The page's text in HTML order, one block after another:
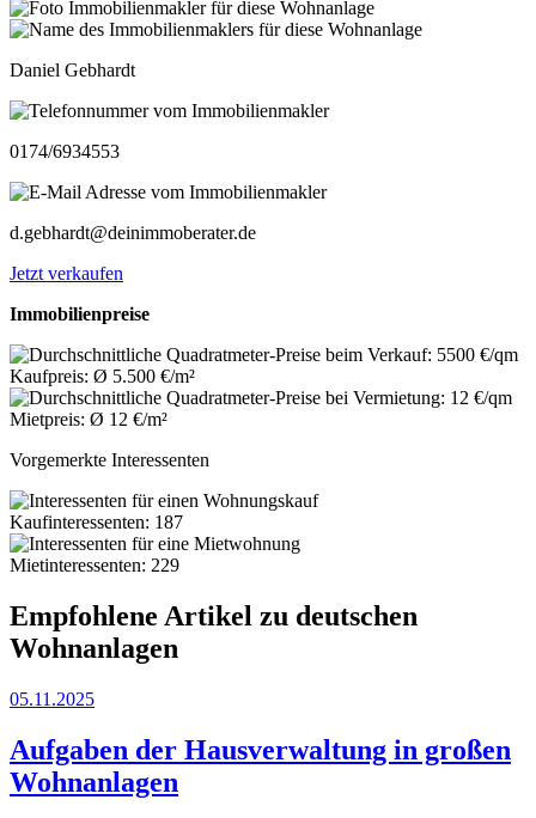
Daniel Gebhardt
0174/6934553
d.gebhardt@deinimmoberater.de
Jetzt verkaufen
Immobilienpreise
Kaufpreis: Ø 5.500 €/m²
Mietpreis: Ø 12 €/m²
Vorgemerkte Interessenten
Kaufinteressenten: 187
Mietinteressenten: 229
Empfohlene Artikel zu deutschen
Wohnanlagen
05.11.2025
Aufgaben der Hausverwaltung in großen
Wohnanlagen